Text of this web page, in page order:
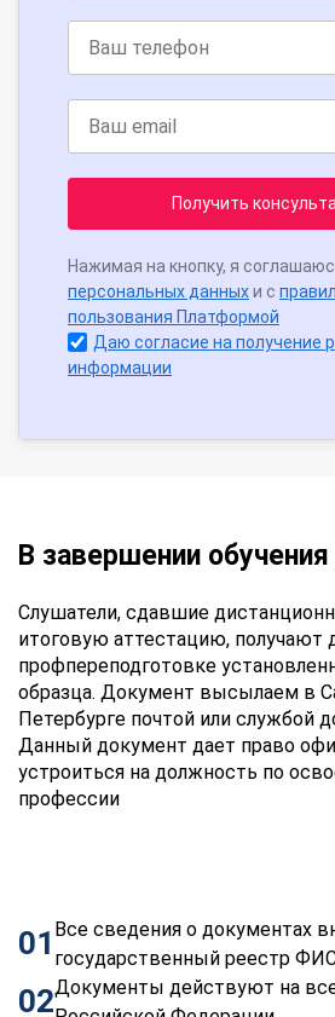
Получить
Нажимая на кнопку, я
персональных данныхи с
пользования Платформой
Даю согласие на получение
информации
В завершении
Слушатели, сдавшие
итоговую аттестацию, получают
профпереподготовке
образца. Документ высылаем в
Петербурге почтой или службой
Данный документ дает право
устроиться на должность по
профессии
01 Все сведения о документах
государственный реестр
02Документы действуют на